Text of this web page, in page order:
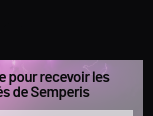
pour recevoir les
de Semperis